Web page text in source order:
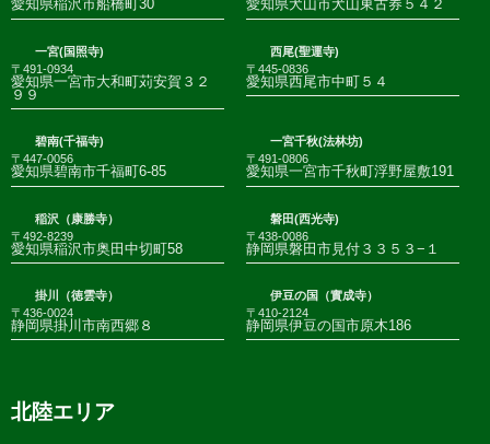
愛知県稲沢市船橋町30 愛知県犬山市犬山東古券５４２
一宮(国照寺)
〒491-0934
愛知県一宮市大和町苅安賀３２
９９
西尾(聖運寺)
〒445-0836
愛知県西尾市中町５４
碧南(千福寺)
〒447-0056
愛知県碧南市千福町6-85
一宮千秋(法林坊)
〒491-0806
愛知県一宮市千秋町浮野屋敷191
稲沢（康勝寺）
〒492-8239
愛知県稲沢市奥田中切町58
磐田(西光寺)
〒438-0086
静岡県磐田市見付３３５３−１
掛川（徳雲寺）
〒436-0024
静岡県掛川市南西郷８
伊豆の国（實成寺）
〒410-2124
静岡県伊豆の国市原木186
北陸エリア